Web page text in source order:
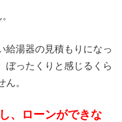
給湯器の見積もりになっ
ぼったくりと感じるくら
。
、ローンができな